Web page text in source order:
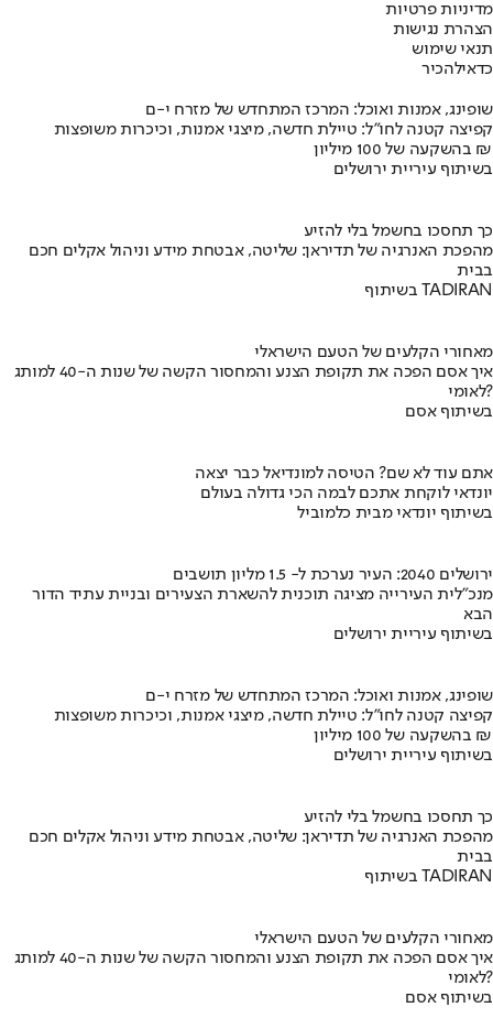
מדיניות פרטיות
הצהרת נגישות
תנאי שימוש
כדאילהכיר
שופינג, אמנות ואוכל: המרכז המתחדש של מזרח י-ם
קפיצה קטנה לחו"ל: טיילת חדשה, מיצגי אמנות, וכיכרות משופצות
בהשקעה של 100 מיליון ₪
בשיתוף עיריית ירושלים
כך תחסכו בחשמל בלי להזיע
מהפכת האנרגיה של תדיראן: שליטה, אבטחת מידע וניהול אקלים חכם
בבית
בשיתוף TADIRAN
מאחורי הקלעים של הטעם הישראלי
איך אסם הפכה את תקופת הצנע והמחסור הקשה של שנות ה-40 למותג
לאומי?
בשיתוף אסם
אתם עוד לא שם? הטיסה למונדיאל כבר יצאה
יונדאי לוקחת אתכם לבמה הכי גדולה בעולם
בשיתוף יונדאי מבית כלמוביל
ירושלים 2040: העיר נערכת ל- 1.5 מליון תושבים
מנכ"לית העירייה מציגה תוכנית להשארת הצעירים ובניית עתיד הדור
הבא
בשיתוף עיריית ירושלים
שופינג, אמנות ואוכל: המרכז המתחדש של מזרח י-ם
קפיצה קטנה לחו"ל: טיילת חדשה, מיצגי אמנות, וכיכרות משופצות
בהשקעה של 100 מיליון ₪
בשיתוף עיריית ירושלים
כך תחסכו בחשמל בלי להזיע
מהפכת האנרגיה של תדיראן: שליטה, אבטחת מידע וניהול אקלים חכם
בבית
בשיתוף TADIRAN
מאחורי הקלעים של הטעם הישראלי
איך אסם הפכה את תקופת הצנע והמחסור הקשה של שנות ה-40 למותג
לאומי?
בשיתוף אסם